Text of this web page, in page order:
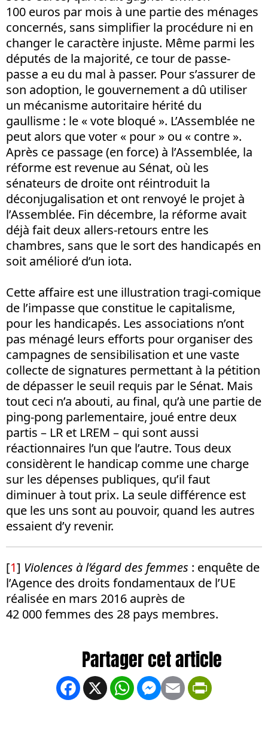
100 euros par mois à une partie des ménages
concernés, sans simplifier la procédure ni en
changer le caractère injuste. Même parmi les
députés de la majorité, ce tour de passe-
passe a eu du mal à passer. Pour s’assurer de
son adoption, le gouvernement a dû utiliser
un mécanisme autoritaire hérité du
gaullisme : le « vote bloqué ». L’Assemblée ne
peut alors que voter « pour » ou « contre ».
Après ce passage (en force) à l’Assemblée, la
réforme est revenue au Sénat, où les
sénateurs de droite ont réintroduit la
déconjugalisation et ont renvoyé le projet à
l’Assemblée. Fin décembre, la réforme avait
déjà fait deux allers-retours entre les
chambres, sans que le sort des handicapés en
soit amélioré d’un iota.
Cette affaire est une illustration tragi-comique
de l’impasse que constitue le capitalisme,
pour les handicapés. Les associations n’ont
pas ménagé leurs efforts pour organiser des
campagnes de sensibilisation et une vaste
collecte de signatures permettant à la pétition
de dépasser le seuil requis par le Sénat. Mais
tout ceci n’a abouti, au final, qu’à une partie de
ping-pong parlementaire, joué entre deux
partis – LR et LREM – qui sont aussi
réactionnaires l’un que l’autre. Tous deux
considèrent le handicap comme une charge
sur les dépenses publiques, qu’il faut
diminuer à tout prix. La seule différence est
que les uns sont au pouvoir, quand les autres
essaient d’y revenir.
[1] Violences à l’égard des femmes : enquête de
l’Agence des droits fondamentaux de l’UE
réalisée en mars 2016 auprès de
42 000 femmes des 28 pays membres.
Facebook
X WhatsApp
Messenger
Email